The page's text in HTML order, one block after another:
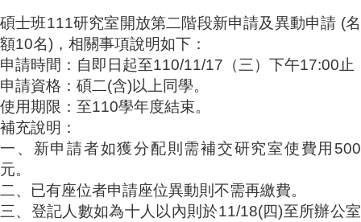
博
士
班
碩
士
班
職
專
班
碩士班111研究室開放第二階段新申請及異動申請 (名
額10名) ，相關事項說明如下：
申請時間： 自即日起至110/11/17 （三）下午17:00 止
申請資格：碩二(含)以上同學。
使用期限：至110學年度結束。
補充說明：
一、新申請者如獲分配則需補交研究室使費用 500
元。
二、已有座位者申請座位異動則不需再繳費。
三、登記人數如為十人以內則於11/18(四)至所辦公室